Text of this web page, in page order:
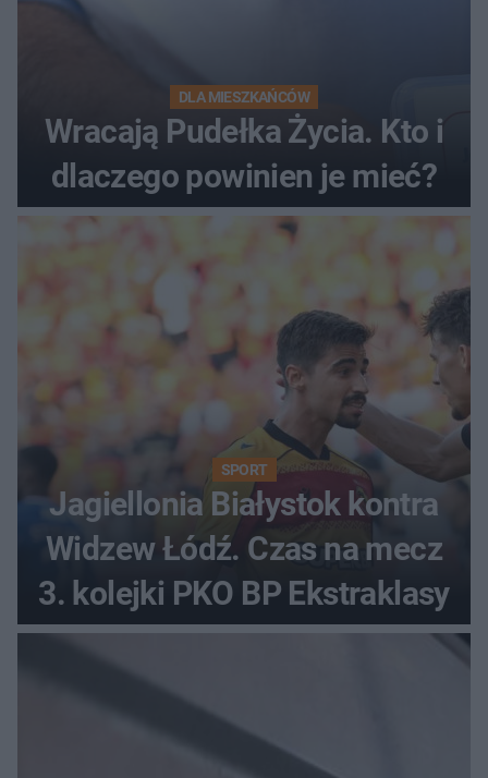
DLA MIESZKAŃCÓW
Wracają Pudełka Życia. Kto i
dlaczego powinien je mieć?
SPORT
Jagiellonia Białystok kontra
Widzew Łódź. Czas na mecz
3. kolejki PKO BP Ekstraklasy